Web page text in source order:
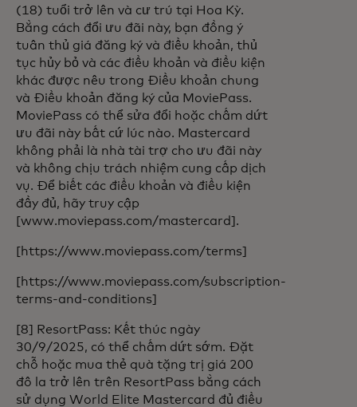
(18) tuổi trở lên và cư trú tại Hoa Kỳ.
Bằng cách đổi ưu đãi này, bạn đồng ý
tuân thủ giá đăng ký và điều khoản, thủ
tục hủy bỏ và các điều khoản và điều kiện
khác được nêu trong Điều khoản chung
và Điều khoản đăng ký của MoviePass.
MoviePass có thể sửa đổi hoặc chấm dứt
ưu đãi này bất cứ lúc nào. Mastercard
không phải là nhà tài trợ cho ưu đãi này
và không chịu trách nhiệm cung cấp dịch
vụ. Để biết các điều khoản và điều kiện
đầy đủ, hãy truy cập
[www.moviepass.com/mastercard].
[https://www.moviepass.com/terms]
[https://www.moviepass.com/subscription-
terms-and-conditions]
[8] ResortPass: Kết thúc ngày
30/9/2025, có thể chấm dứt sớm. Đặt
chỗ hoặc mua thẻ quà tặng trị giá 200
đô la trở lên trên ResortPass bằng cách
sử dụng World Elite Mastercard đủ điều